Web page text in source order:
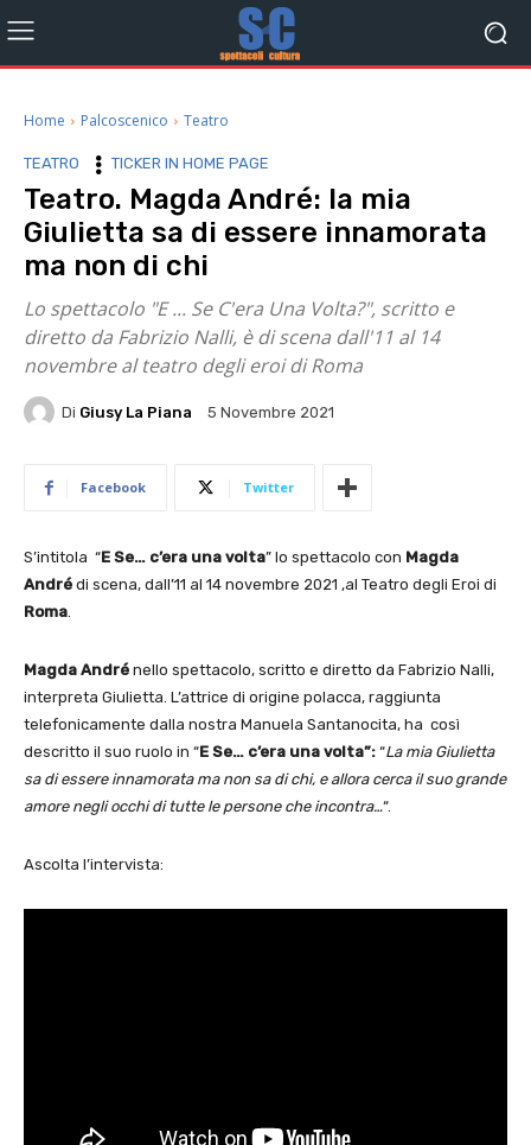
Home Palcoscenico Teatro
TEATRO TICKER IN HOME PAGE
Teatro. Magda André: la mia
Giulietta sa di essere innamorata
ma non di chi
Lo spettacolo "E ... Se C'era Una Volta?", scritto e
diretto da Fabrizio Nalli, è di scena dall'11 al 14
novembre al teatro degli eroi di Roma
Di Giusy La Piana 5 Novembre 2021
Facebook Twitter
S’intitola “E Se… c’era una volta” lo spettacolo con Magda
André di scena, dall’11 al 14 novembre 2021 ,al Teatro degli Eroi di
Roma.
Magda André nello spettacolo, scritto e diretto da Fabrizio Nalli,
interpreta Giulietta. L’attrice di origine polacca, raggiunta
telefonicamente dalla nostra Manuela Santanocita, ha così
descritto il suo ruolo in “E Se… c’era una volta”: “La mia Giulietta
sa di essere innamoratama non sa di chi, e allora cerca il suo grande
amore negli occhi di tutte le persone che incontra…“.
Ascolta l’intervista: